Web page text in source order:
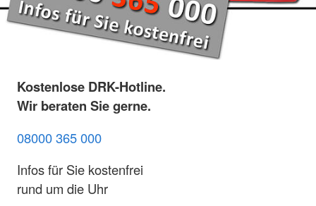
Kostenlose DRK-Hotline.
Wir beraten Sie gerne.
08000 365 000
Infos für Sie kostenfrei
rund um die Uhr